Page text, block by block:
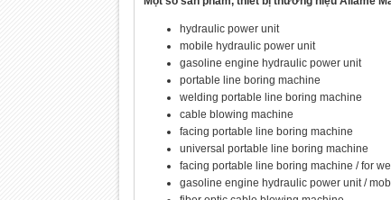
hydraulic power unit
mobile hydraulic power unit
gasoline engine hydraulic power unit
portable line boring machine
welding portable line boring machine
cable blowing machine
facing portable line boring machine
universal portable line boring machine
facing portable line boring machine / for
gasoline engine hydraulic power unit /